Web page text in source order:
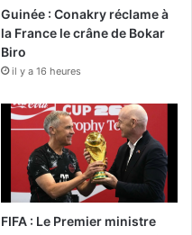
Guinée : Conakry réclame à
la France le crâne de Bokar
Biro
il y a 16 heures
FIFA : Le Premier ministre